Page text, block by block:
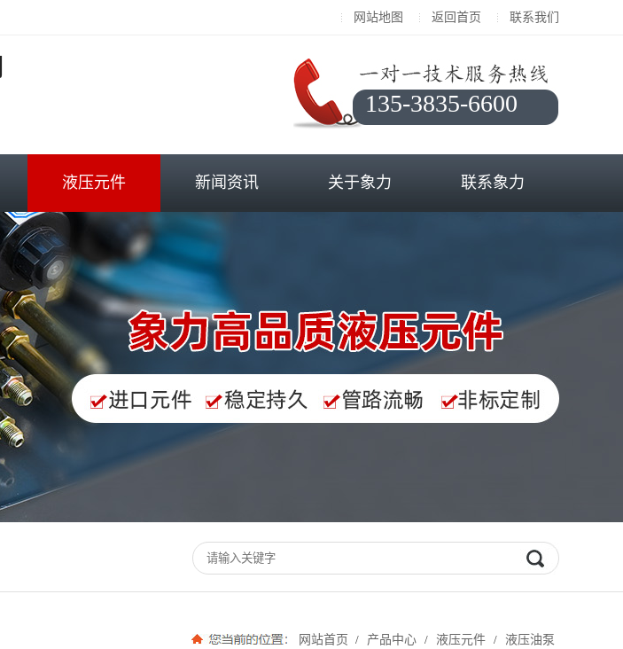
网站地图 返回首页 联系我们
135-3835-6600
液压元件 新闻资讯 关于象力 联系象力
网站首页 / 产品中心 / 液压元件 / 液压油泵